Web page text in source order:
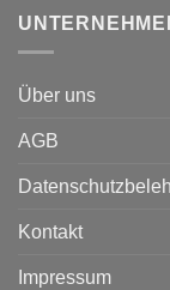
Über uns
AGB
Kontakt
Impressum